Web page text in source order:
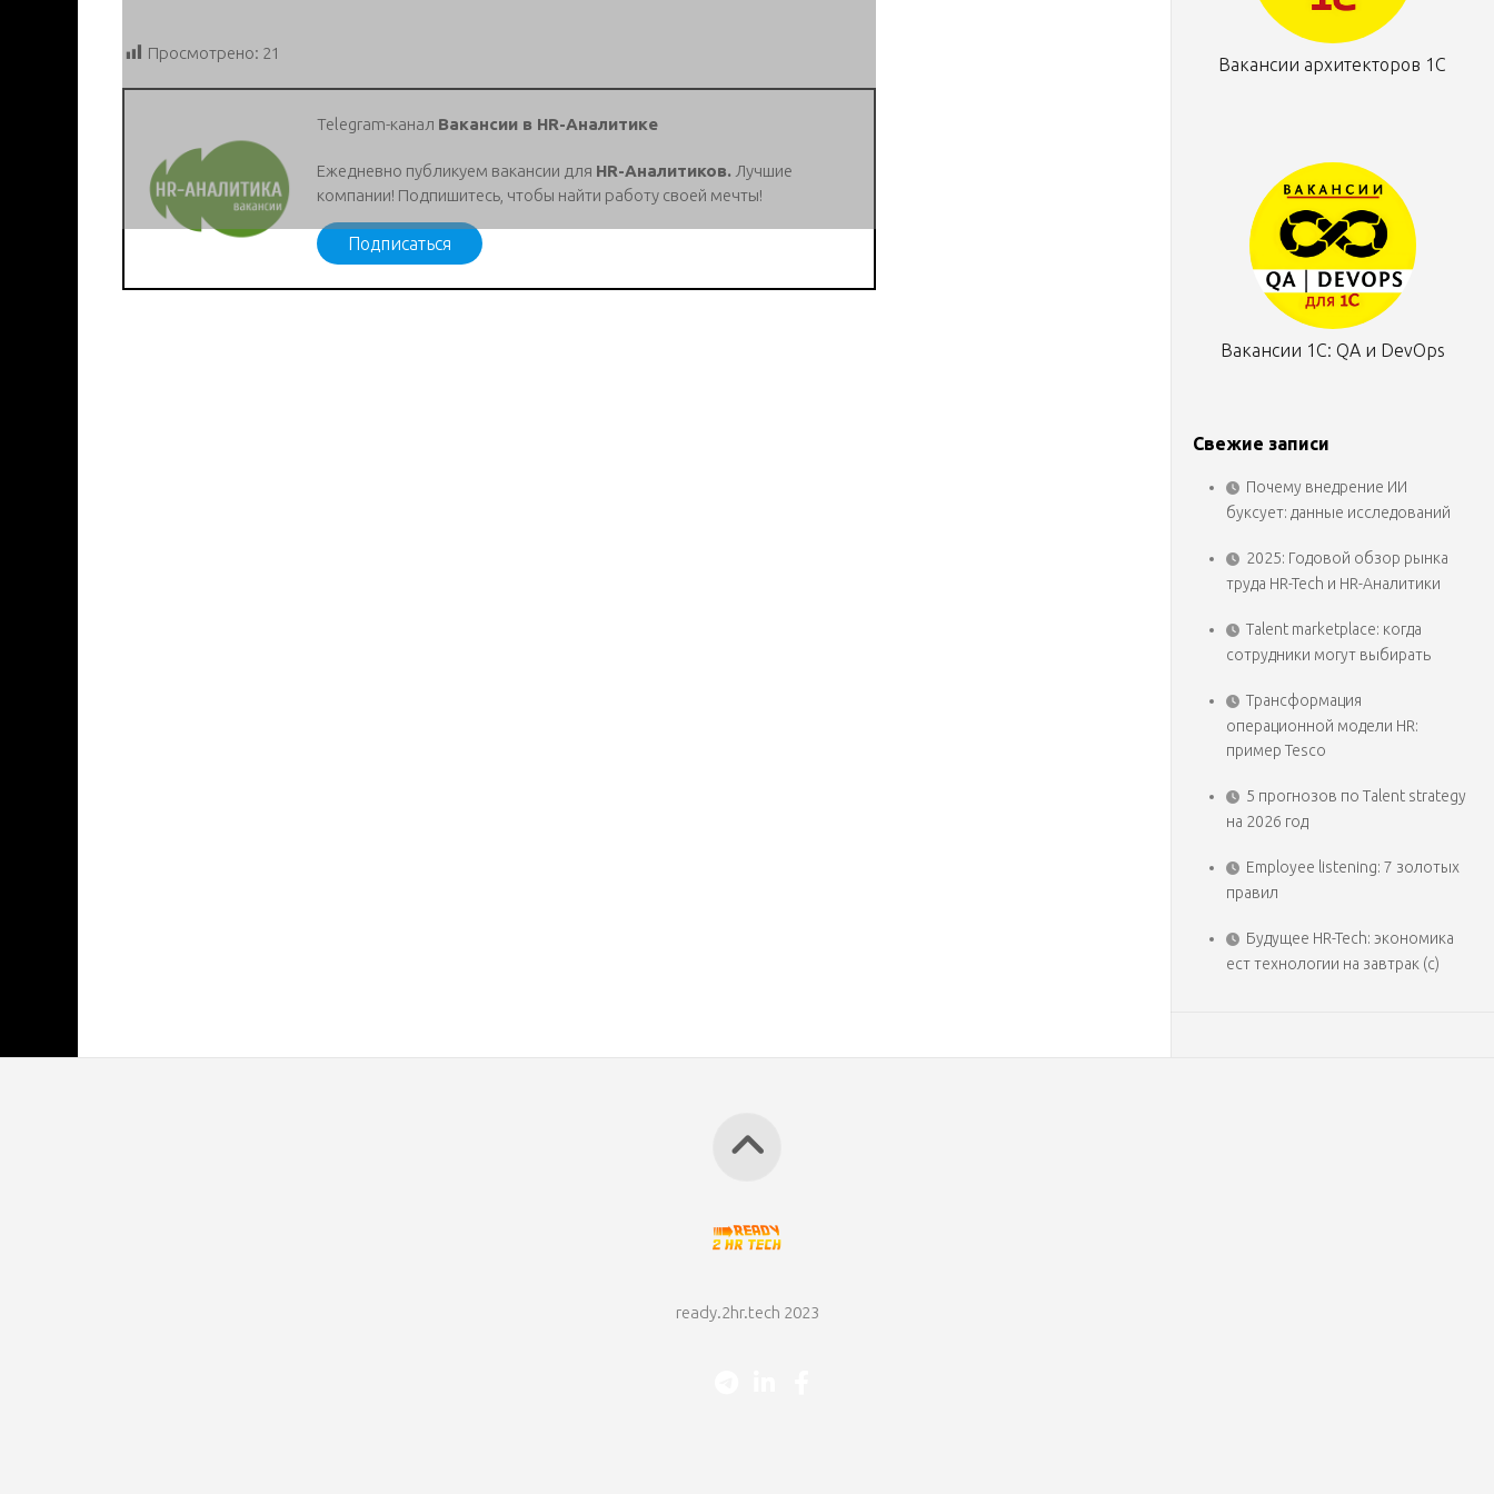
Просмотрено: 21
Telegram-канал Вакансии в HR-Аналитике
Ежедневно публикуем вакансии для HR-Аналитиков. Лучшие
компании! Подпишитесь, чтобы найти работу своей мечты!
Подписаться
Вакансии архитекторов 1С
Вакансии 1С: QA и DevOps
Свежие записи
Почему внедрение ИИ
буксует: данные исследований
2025: Годовой обзор рынка
труда HR-Tech и HR-Аналитики
Talent marketplace: когда
сотрудники могут выбирать
Трансформация
операционной модели HR:
пример Tesco
5 прогнозов по Talent strategy
на 2026 год
Employee listening: 7 золотых
правил
Будущее HR-Tech: экономика
ест технологии на завтрак (с)
ready.2hr.tech 2023